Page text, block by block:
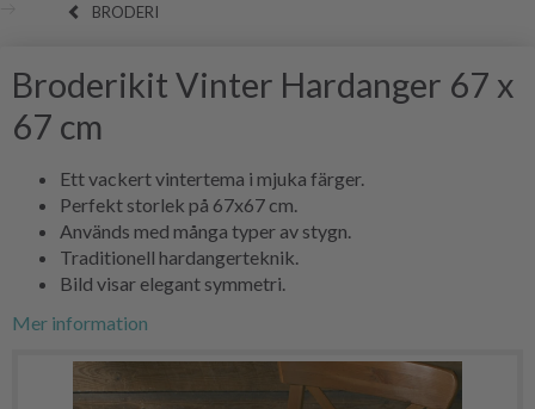
BRODERI
Broderikit Vinter Hardanger 67 x
67 cm
Ett vackert vintertema i mjuka färger.
Perfekt storlek på 67x67 cm.
Används med många typer av stygn.
Traditionell hardangerteknik.
Bild visar elegant symmetri.
Mer information